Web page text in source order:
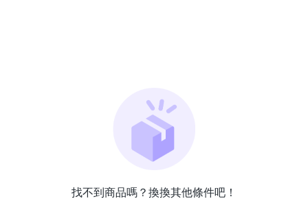
找不到商品嗎？換換其他條件吧！